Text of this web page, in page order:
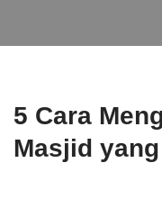
5 Cara
Masjid